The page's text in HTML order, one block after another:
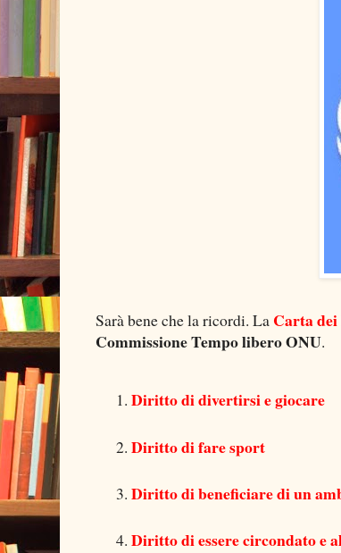
Sarà bene che la ricordi. La Carta
Commissione Tempo libero ONU.
Diritto di divertirsi e giocare
Diritto di fare sport
Diritto di beneficiare di un
Diritto di essere circondato e